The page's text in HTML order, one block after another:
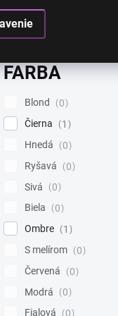
Dlhá
FARBA
Blond
0
Čierna
1
Hnedá
0
Ryšavá
0
Sivá
0
Biela
0
Ombre
1
S melírom
0
Červená
0
Modrá
0
Fialová
0